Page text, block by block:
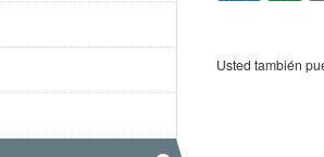
Usted también